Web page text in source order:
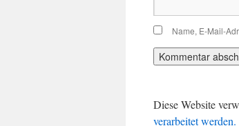
Name, E-Mail-
Diese Website
verarbeitet werden.